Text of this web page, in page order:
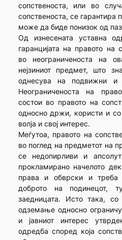
сопственоста, или во
сопственоста, се гарантира
може да биде понизок од
Од изнесената уставна
гаранцијата на правото на
во неограниченоста на
нејзиниот предмет, што
однесува на подвижни и
Неограниченоста на
состои во правото на
односно држи, користи и со
волја и свој интерес.
Меѓутоа, правото на
во поглед на предметот на
се недопирливи и
прокламирано начелото
права и обврски и
доброто на подинецот,
заедницата. Исто така,
одземање односно
и јавниот интерес
одредба според која